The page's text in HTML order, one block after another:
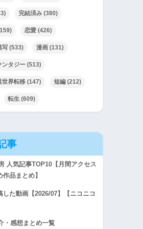
完結済み (380)
恋愛 (426)
写 (533) 漫画 (131)
ンタジー (513)
世界転移 (147) 短編 (212)
転生 (609)
事
人気記事TOP10【月間アクセス
品まとめ】
した動画【2026/07】【ニコニコ
・感想まとめ一覧